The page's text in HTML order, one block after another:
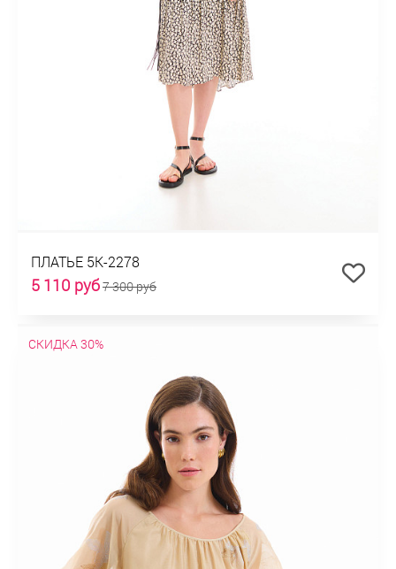
ПЛАТЬЕ 5К-2278
5 110 руб7 300 руб
СКИДКА 30%